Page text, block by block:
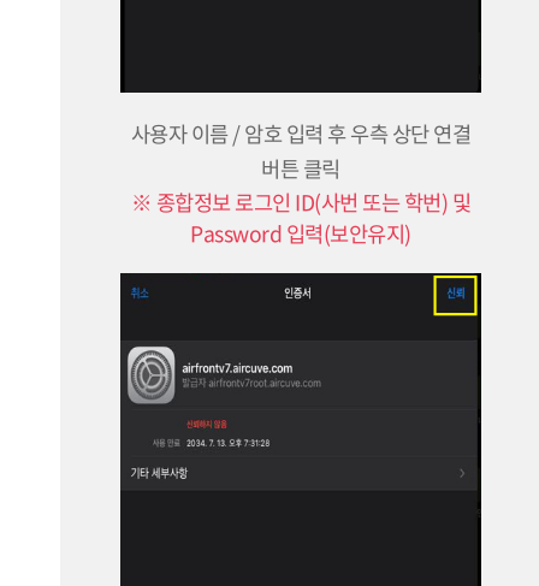
사용자 이름 / 암호 입력 후 우측 상단 연결
버튼 클릭
※ 종합정보 로그인 ID(사번 또는 학번) 및
Password 입력(보안유지)